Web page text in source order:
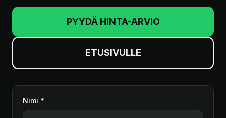
PYYDÄ HINTA-ARVIO
ETUSIVULLE
Nimi *